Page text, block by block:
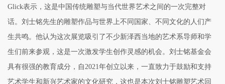
Glick表示，这是中国传统雕塑与当代世界艺术之间的一次完整对
话。刘士铭先生的雕塑作品与世界上不同国家、不同文化的人们产
生共鸣。他认为这次展览吸引了不少新泽西当地的艺术系导师和学
生们前来参观，这是一次激发学生创作灵感的机会。刘士铭基金会
具有很强的教育成分，自2021年创立以来，一直致力于鼓励和支持
艺术学生和新兴艺术家的文化研究，这也是本次刘士铭雕塑艺术回